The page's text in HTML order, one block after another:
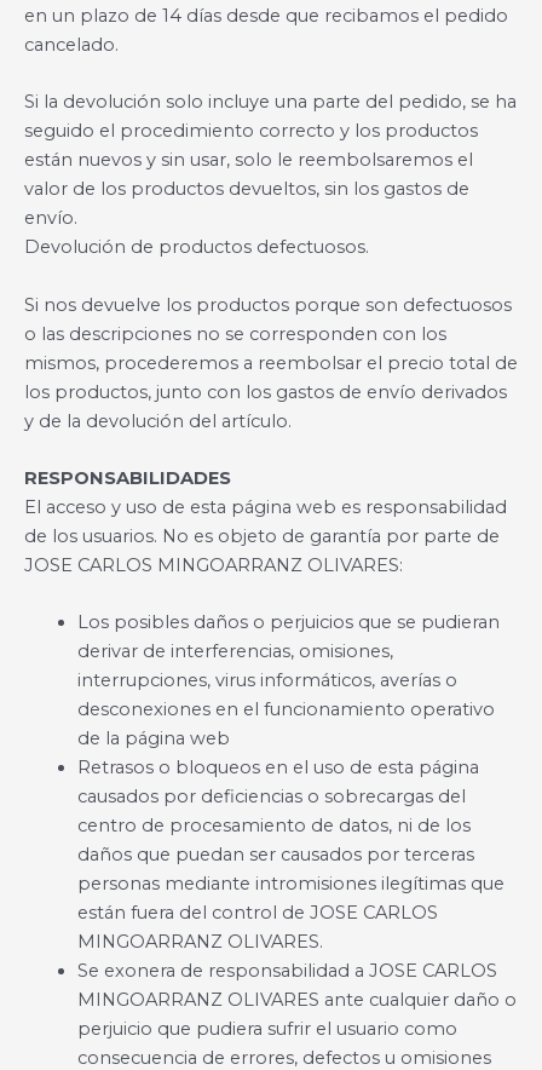
en un plazo de 14 días desde que recibamos el pedido
cancelado.
Si la devolución solo incluye una parte del pedido, se ha
seguido el procedimiento correcto y los productos
están nuevos y sin usar, solo le reembolsaremos el
valor de los productos devueltos, sin los gastos de
envío.
Devolución de productos defectuosos.
Si nos devuelve los productos porque son defectuosos
o las descripciones no se corresponden con los
mismos, procederemos a reembolsar el precio total de
los productos, junto con los gastos de envío derivados
y de la devolución del artículo.
RESPONSABILIDADES
El acceso y uso de esta página web es responsabilidad
de los usuarios. No es objeto de garantía por parte de
JOSE CARLOS MINGOARRANZ OLIVARES:
Los posibles daños o perjuicios que se pudieran
derivar de interferencias, omisiones,
interrupciones, virus informáticos, averías o
desconexiones en el funcionamiento operativo
de la página web
Retrasos o bloqueos en el uso de esta página
causados por deficiencias o sobrecargas del
centro de procesamiento de datos, ni de los
daños que puedan ser causados por terceras
personas mediante intromisiones ilegítimas que
están fuera del control de JOSE CARLOS
MINGOARRANZ OLIVARES.
Se exonera de responsabilidad a JOSE CARLOS
MINGOARRANZ OLIVARES ante cualquier daño o
perjuicio que pudiera sufrir el usuario como
consecuencia de errores, defectos u omisiones